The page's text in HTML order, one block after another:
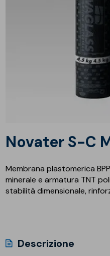
Novater S-C
Membrana plastomerica
minerale e armatura TNT
stabilità dimensionale,
Descrizione